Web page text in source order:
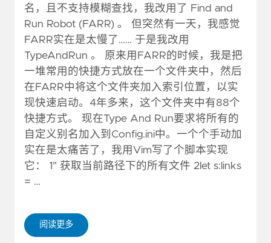
名，且不支持模糊查找，我改用了 Find and
Run Robot (FARR) 。 但突然有一天，我感觉
FARR实在是太慢了…… 于是我改用
TypeAndRun 。 原来用FARR的时候，我是把
一堆常用的快捷方式放在一个文件夹中，然后
在FARR中将这个文件夹加入索引位置，以实
现快速启动。4年多来，这个文件夹中有88个
快捷方式。 现在Type And Run要求将所有的
自定义别名加入到Config.ini中。一个个手动加
实在是太痛苦了，我用Vim写了个脚本实现
它： 1" 获取当前路径下的所有文件 2let s:links
= …
阅读更多